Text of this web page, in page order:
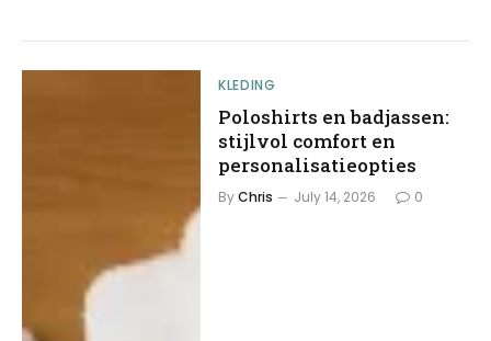
KLEDING
Poloshirts en badjassen:
stijlvol comfort en
personalisatieopties
ByChris July 14, 2026 0